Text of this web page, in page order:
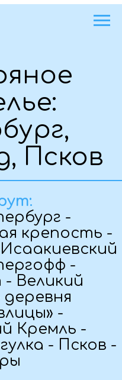
-
-
-
-
о туре